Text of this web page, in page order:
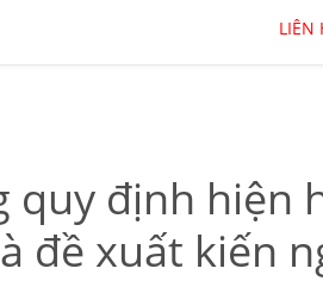
LIÊN
định hiện
đề xuất kiến